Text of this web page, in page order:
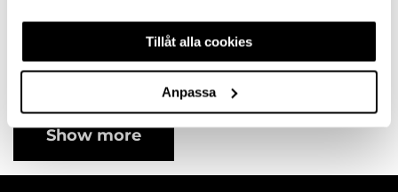
Tillåt alla cookies
Anpassa
CC320 STAINLESS
10121112SP
Show more